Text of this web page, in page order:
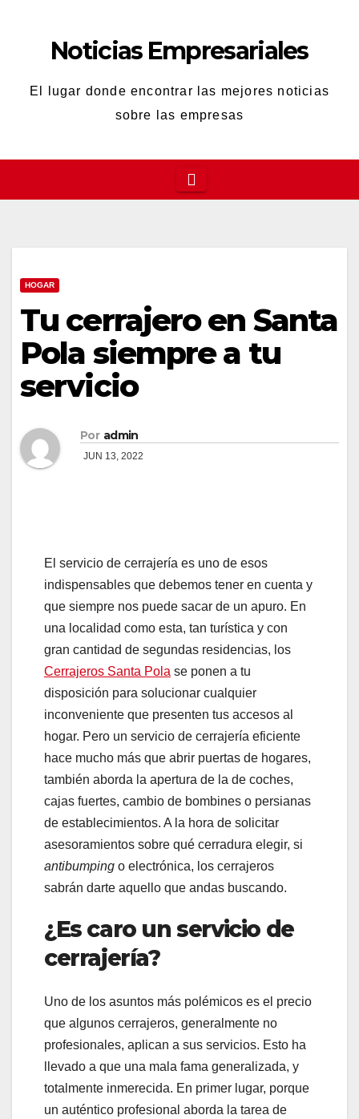
contenidoNoticias Empresariales
El lugar donde encontrar las mejores noticias
sobre las empresas
HOGAR
Tu cerrajero en Santa
Pola siempre a tu
servicio
Por admin
JUN 13, 2022
El servicio de cerrajería es uno de esos
indispensables que debemos tener en cuenta y
que siempre nos puede sacar de un apuro. En
una localidad como esta, tan turística y con
gran cantidad de segundas residencias, los
Cerrajeros Santa Pola se ponen a tu
disposición para solucionar cualquier
inconveniente que presenten tus accesos al
hogar. Pero un servicio de cerrajería eficiente
hace mucho más que abrir puertas de hogares,
también aborda la apertura de la de coches,
cajas fuertes, cambio de bombines o persianas
de establecimientos. A la hora de solicitar
asesoramientos sobre qué cerradura elegir, si
antibumping o electrónica, los cerrajeros
sabrán darte aquello que andas buscando.
¿Es caro un servicio de
cerrajería?
Uno de los asuntos más polémicos es el precio
que algunos cerrajeros, generalmente no
profesionales, aplican a sus servicios. Esto ha
llevado a que una mala fama generalizada, y
totalmente inmerecida. En primer lugar, porque
un auténtico profesional aborda la tarea de